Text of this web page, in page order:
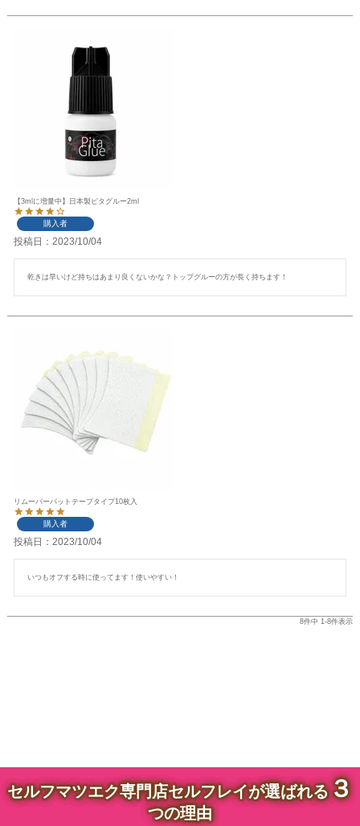
【3mlに増量中】日本製ピタグルー2ml
購入者
投稿日 2023/10/04
乾きは早いけど持ちはあまり良くないかな？トップグルーの方が長く持ちます！
リムーバーパットテープタイプ10枚入
購入者
投稿日 2023/10/04
いつもオフする時に使ってます！使いやすい！
8件中 1-8件表示
セルフマツエク専門店セルフレイが選ばれる３
つの理由